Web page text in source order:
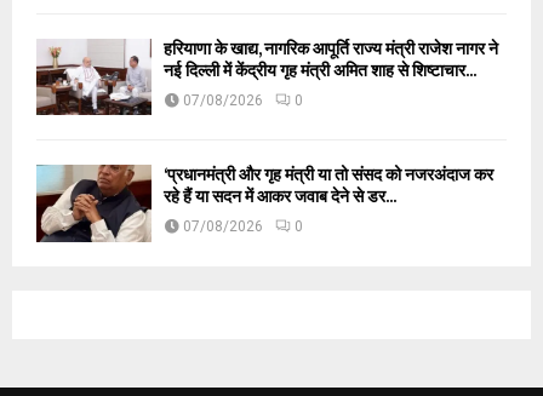
हरियाणा के खाद्य, नागरिक आपूर्ति राज्य मंत्री राजेश नागर ने
नई दिल्ली में केंद्रीय गृह मंत्री अमित शाह से शिष्टाचार...
07/08/2026 0
‘प्रधानमंत्री और गृह मंत्री या तो संसद को नजरअंदाज कर
रहे हैं या सदन में आकर जवाब देने से डर...
07/08/2026 0